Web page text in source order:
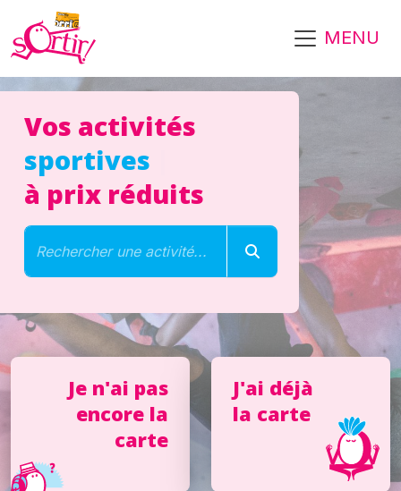
MENU
Vos activités
sportives
à prix réduits
Rechercher une activité... Lancer la recherche
Je n'ai pas
encore la
carte
J'ai déjà
la carte